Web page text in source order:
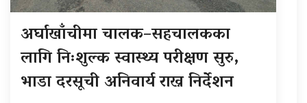
अर्घाखाँचीमा चालक–सहचालकका
लागि निःशुल्क स्वास्थ्य परीक्षण सुरु,
भाडा दरसूची अनिवार्य राख्न निर्देशन